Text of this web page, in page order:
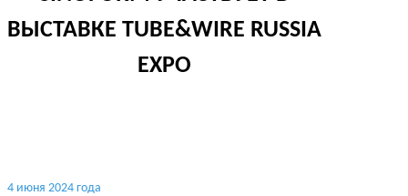
ВЫСТАВКЕ TUBE&WIRE RUSSIA
EXPO
4 июня 2024 года